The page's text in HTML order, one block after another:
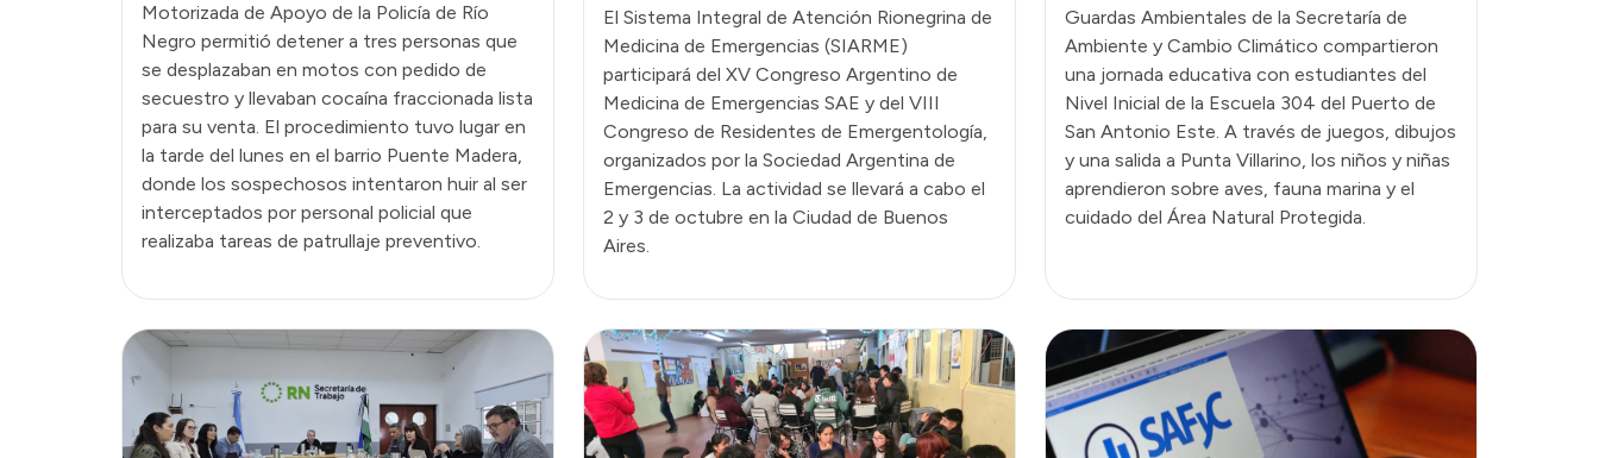
Motorizada de Apoyo de la Policía de Río
Negro permitió detener a tres personas que
se desplazaban en motos con pedido de
secuestro y llevaban cocaína fraccionada lista
para su venta. El procedimiento tuvo lugar en
la tarde del lunes en el barrio Puente Madera,
donde los sospechosos intentaron huir al ser
interceptados por personal policial que
realizaba tareas de patrullaje preventivo.
El Sistema Integral de Atención Rionegrina de
Medicina de Emergencias (SIARME)
participará del XV Congreso Argentino de
Medicina de Emergencias SAE y del VIII
Congreso de Residentes de Emergentología,
organizados por la Sociedad Argentina de
Emergencias. La actividad se llevará a cabo el
2 y 3 de octubre en la Ciudad de Buenos
Aires.
Guardas Ambientales de la Secretaría de
Ambiente y Cambio Climático compartieron
una jornada educativa con estudiantes del
Nivel Inicial de la Escuela 304 del Puerto de
San Antonio Este. A través de juegos, dibujos
y una salida a Punta Villarino, los niños y niñas
aprendieron sobre aves, fauna marina y el
cuidado del Área Natural Protegida.